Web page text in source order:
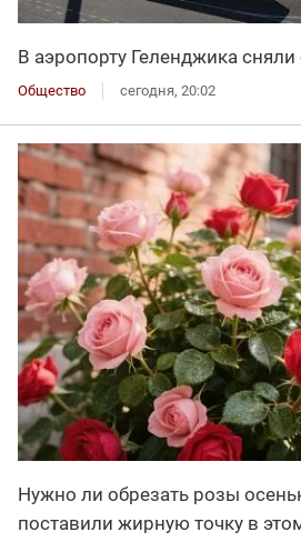
В аэропорту Геленджика сняли
Общество сегодня, 20:02
Нужно ли обрезать розы
поставили жирную точку в